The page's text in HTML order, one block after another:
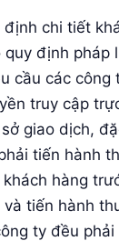
chi tiết
quy định pháp
cầu các công
truy cập
giao dịch,
tiến hành
hàng
tiến hành
ty đều